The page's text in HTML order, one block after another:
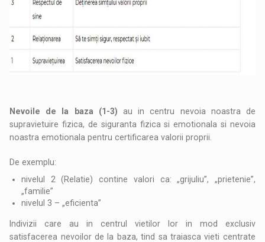
Nevoile de la baza (1-3) au in centru nevoia noastra de
supravietuire fizica, de siguranta fizica si emotionala si nevoia
noastra emotionala pentru certificarea valorii proprii.
De exemplu:
nivelul 2 (Relatie) contine valori ca: „grijuliu”, „prietenie”,
„familie”
nivelul 3 – „eficienta”
Indivizii care au in centrul vietilor lor in mod exclusiv
satisfacerea nevoilor de la baza, tind sa traiasca vieti centrate